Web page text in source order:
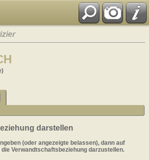
darstellen
(oder angezeigte belassen), dann auf
Verwandtschaftsbeziehung darzustellen.